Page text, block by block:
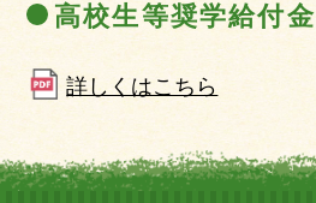
高校生等奨学給付金
詳しくはこちら